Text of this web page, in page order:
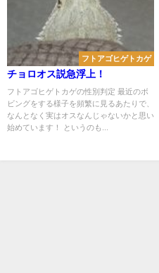
フトアゴヒゲトカゲ
チョロオス説急浮上！
フトアゴヒゲトカゲの性別判定 最近のボ
ビングをする様子を頻繁に見るあたりで、
なんとなく実はオスなんじゃないかと思い
始めています！ というのも...